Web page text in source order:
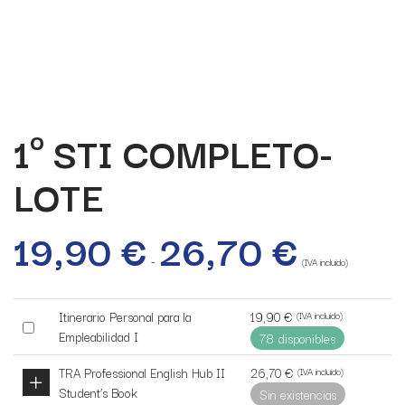
1º STI COMPLETO-
LOTE
19,90€ - 26,70€ precios:
26,70 €
(IVA incluido)
Buy
of
this
Itinerario Personal para la
Empleabilidad I
19,90€ (IVA incluido)
78 disponibles
TRA Professional English Hub II
Student’s Book
26,70€ (IVA incluido)
Sin existencias